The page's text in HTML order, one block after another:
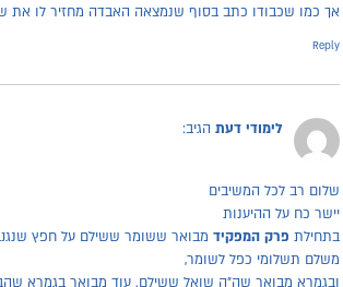
כמו שכבודו כתב בסוף שנמצאה האבדה מחזיר לו את
לימודי דעת הגיב:
רב לכל המשיבים
כח על ההיענות
פרק המפקידמבואר ששומר ששילם על חפץ
תשלומי כפל לשומר,
מבואר שה"ה שואל ששילם. עוד מבואר בגמרא